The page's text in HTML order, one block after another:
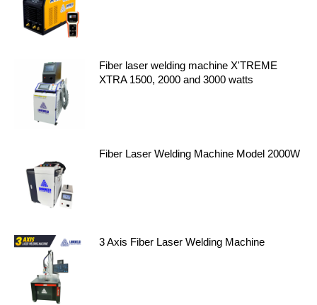
Fiber laser welding machine X'TREME
XTRA 1500, 2000 and 3000 watts
Fiber Laser Welding Machine Model 2000W
3 Axis Fiber Laser Welding Machine